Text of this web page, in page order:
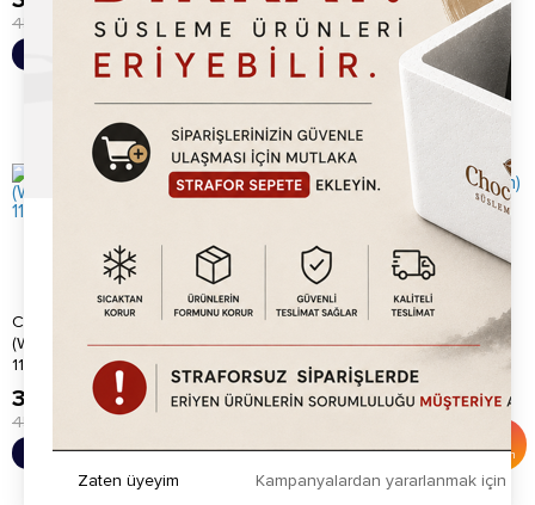
% 14
İndirim
450.00
Sepete Ekle Sepete Ekle
Chocoworld Karpuz
(Watermelon) Meyve Püre
1150gr
İndirim
389.20 TL
450.00
Sepete Ekle
Chocoworld Kavun (Melon)
Meyve Püre 1150gr
İndirim
389.20TL
Sepete Ekle
Kampanyalardan yararlanmak için
Zaten üyeyim